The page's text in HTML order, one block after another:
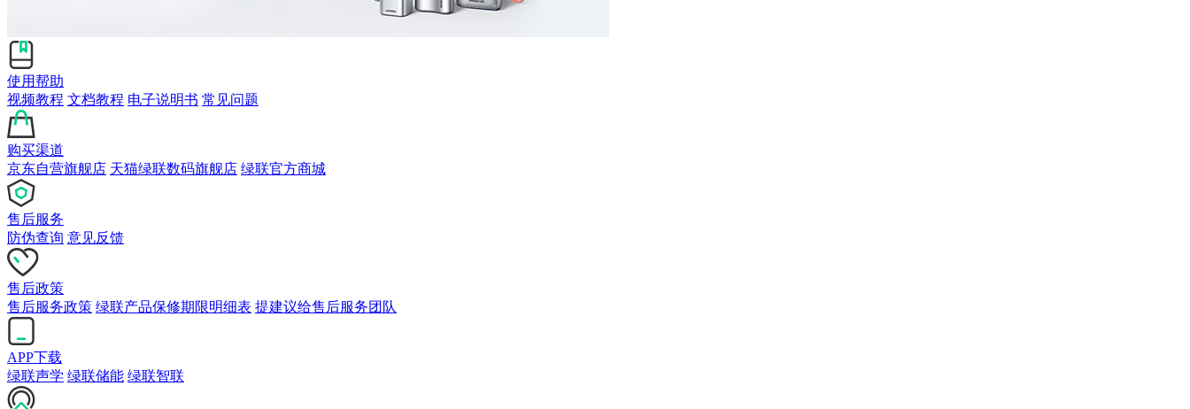
使用帮助
视频教程 文档教程 电子说明书 常见问题
购买渠道
京东自营旗舰店 天猫绿联数码旗舰店 绿联官方商城
售后服务
防伪查询 意见反馈
售后政策
售后服务政策 绿联产品保修期限明细表 提建议给售后服务团队
APP下载
绿联声学 绿联储能 绿联智联